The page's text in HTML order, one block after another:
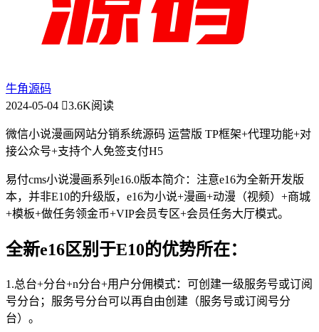
牛角源码
2024-05-04
3.6K阅读
微信小说漫画网站分销系统源码 运营版 TP框架+代理功能+对
接公众号+支持个人免签支付H5
易付cms小说漫画系列e16.0版本简介：注意e16为全新开发版
本，并非E10的升级版，e16为小说+漫画+动漫（视频）+商城
+模板+做任务领金币+VIP会员专区+会员任务大厅模式。
全新e16区别于E10的优势所在：
1.总台+分台+n分台+用户分佣模式：可创建一级服务号或订阅
号分台；服务号分台可以再自由创建（服务号或订阅号分
台）。